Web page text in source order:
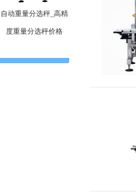
自动重量分选秤_高精
度重量分选秤价格